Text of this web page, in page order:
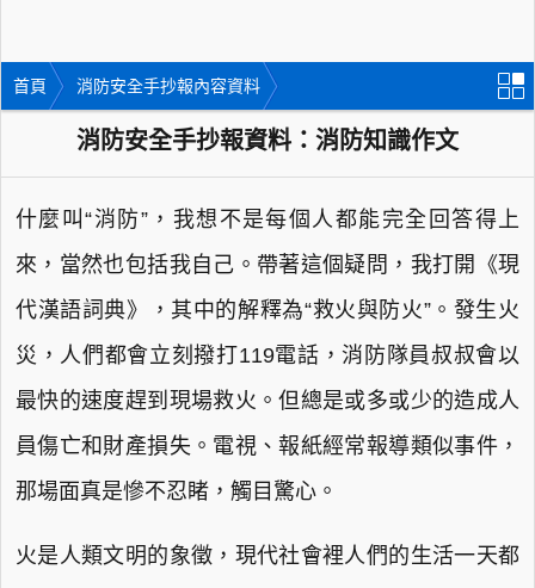
首頁 消防安全手抄報內容資料
消防安全手抄報資料：消防知識作文
什麼叫“消防”，我想不是每個人都能完全回答得上
來，當然也包括我自己。帶著這個疑問，我打開《現
代漢語詞典》，其中的解釋為“救火與防火”。發生火
災，人們都會立刻撥打119電話，消防隊員叔叔會以
最快的速度趕到現場救火。但總是或多或少的造成人
員傷亡和財產損失。電視、報紙經常報導類似事件，
那場面真是慘不忍睹，觸目驚心。
火是人類文明的象徵，現代社會裡人們的生活一天都